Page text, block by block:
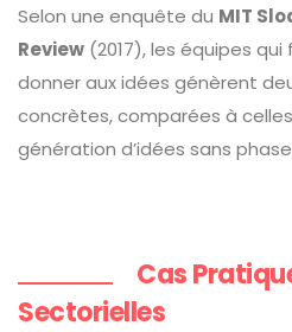
Selon une enquête du MIT
Review (2017), les équipes
donner aux idées génèrent
concrètes, comparées à
génération d’idées sans
Cas
Sectorielles